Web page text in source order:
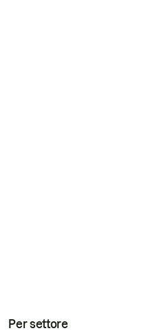
Per settore